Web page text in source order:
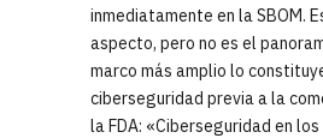
inmediatamente en la SBOM.
aspecto, pero no es el
marco más amplio lo
ciberseguridad previa a la
la FDA: «Ciberseguridad en